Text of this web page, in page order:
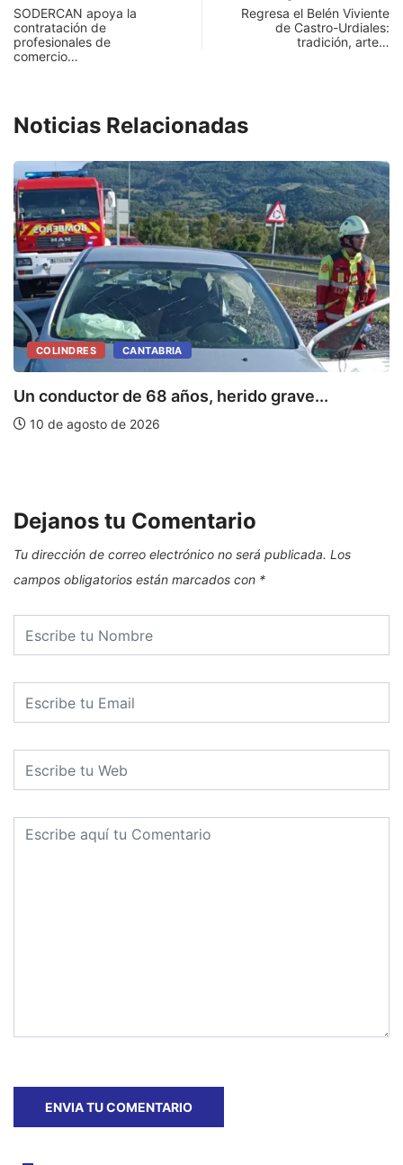
SODERCAN apoya la
contratación de
profesionales de
comercio…
Regresa el Belén Viviente
de Castro-Urdiales:
tradición, arte…
Noticias Relacionadas
COLINDRES CANTABRIA
Un conductor de 68 años, herido grave...
10 de agosto de 2026
Dejanos tu Comentario
Tu dirección de correo electrónico no será publicada. Los
campos obligatorios están marcados con *